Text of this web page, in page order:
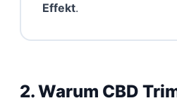
Effekt.
2. Warum CBD